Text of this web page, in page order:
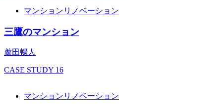
マンションリノベーション
三鷹のマンション
蘆田暢人
CASE STUDY 16
マンションリノベーション